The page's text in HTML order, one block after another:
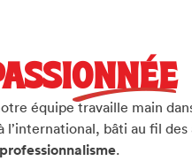
équipe travaille main
l’international, bâti au fil des
.